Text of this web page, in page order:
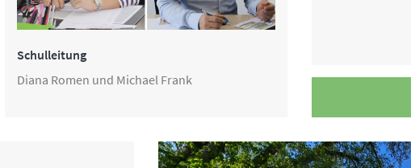
Schulleitung
Diana Romen und Michael Frank